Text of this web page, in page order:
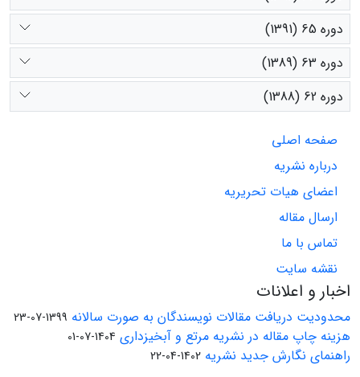
دوره 65 (1391)
دوره 63 (1389)
دوره 62 (1388)
صفحه اصلی
درباره نشریه
اعضای هیات تحریریه
ارسال مقاله
تماس با ما
نقشه سایت
اخبار و اعلانات
محدودیت دریافت مقالات نویسندگان به صورت سالانه 1399-07-23
هزینه چاپ مقاله در نشریه مرتع و آبخیزداری 1404-07-01
راهنمای نگارش جدید نشریه 1402-04-22